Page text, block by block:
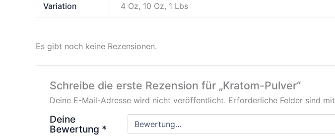
Variation 4 Oz, 10 Oz, 1 Lbs
Es gibt noch keine Rezensionen.
Schreibe die erste Rezension für „Kratom-Pulver“
Deine E-Mail-Adresse wird nicht veröffentlicht. Erforderliche Felder sind mit
Deine
Bewertung *